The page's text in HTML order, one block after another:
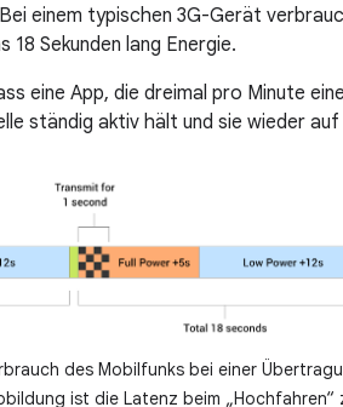
einem typischen 3G-Gerät
Sekunden lang Energie.
eine App, die dreimal pro Minute
ständig aktiv hält und sie wieder
des Mobilfunks bei einer
ist die Latenz beim